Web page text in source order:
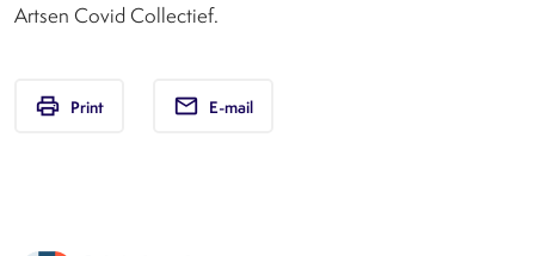
Artsen Covid Collectief.
print Print email E-mail